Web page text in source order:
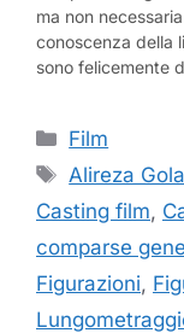
ma non
conoscenza della
sono felicemente
Categorie
Film
Tag
Alireza
Casting film,
comparse
Figurazioni,